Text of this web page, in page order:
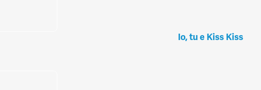
Io, tu e Kiss Kiss